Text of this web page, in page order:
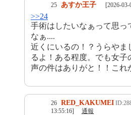
25 あすか王子 [2026-03-
>>24
手術はしたいなぁって思っ
なぁ....
近くにいるの！？うらやま
るよ！ある程度。でも女子
声の件はありがと！！これ
26 RED_KAKUMEI
13:55:16]
通報